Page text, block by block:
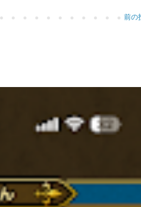
前の